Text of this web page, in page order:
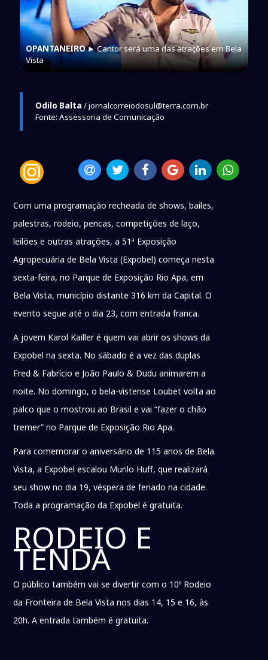
OPANTANEIRO► Cantor será uma das atrações em Bela
Vista
Odilo Balta / jornalcorreiodosul@terra.com.br
Fonte: Assessoria de Comunicação
Com uma programação recheada de shows, bailes,
palestras, rodeio, pencas, competições de laço,
leilões e outras atrações, a 51ª Exposição
Agropecuária de Bela Vista (Expobel) começa nesta
sexta-feira, no Parque de Exposição Rio Apa, em
Bela Vista, município distante 316 km da Capital. O
evento segue até o dia 23, com entrada franca.
A jovem Karol Kailler é quem vai abrir os shows da
Expobel na sexta. No sábado é a vez das duplas
Fred & Fabrício e João Paulo & Dudu animarem a
noite. No domingo, o bela-vistense Loubet volta ao
palco que o mostrou ao Brasil e vai “fazer o chão
tremer” no Parque de Exposição Rio Apa.
Para comemorar o aniversário de 115 anos de Bela
Vista, a Expobel escalou Murilo Huff, que realizará
seu show no dia 19, véspera de feriado na cidade.
Toda a programação da Expobel é gratuita.
RODEIO E
TENDA
O público também vai se divertir com o 10º Rodeio
da Fronteira de Bela Vista nos dias 14, 15 e 16, às
20h. A entrada também é gratuita.